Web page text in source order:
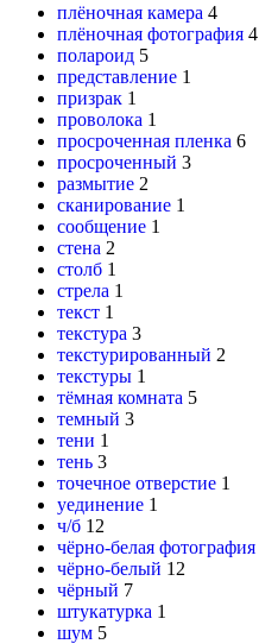
плёночная камера 4
плёночная фотография 4
полароид 5
представление 1
призрак 1
проволока 1
просроченная пленка 6
просроченный 3
размытие 2
сканирование 1
сообщение 1
стена 2
столб 1
стрела 1
текст 1
текстура 3
текстурированный 2
текстуры 1
тёмная комната 5
темный 3
тени 1
тень 3
точечное отверстие 1
уединение 1
ч/б 12
чёрно-белая фотография
чёрно-белый 12
чёрный 7
штукатурка 1
шум 5